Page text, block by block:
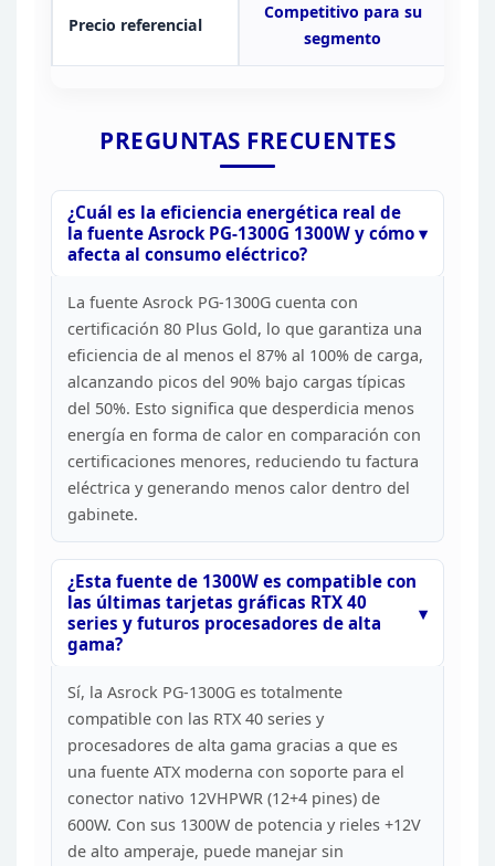
Precio referencial
Competitivo para su
segmento
PREGUNTAS FRECUENTES
¿Cuál es la eficiencia energética real de
la fuente Asrock PG-1300G 1300W y cómo
afecta al consumo eléctrico?
La fuente Asrock PG-1300G cuenta con
certificación 80 Plus Gold, lo que garantiza una
eficiencia de al menos el 87% al 100% de carga,
alcanzando picos del 90% bajo cargas típicas
del 50%. Esto significa que desperdicia menos
energía en forma de calor en comparación con
certificaciones menores, reduciendo tu factura
eléctrica y generando menos calor dentro del
gabinete.
¿Esta fuente de 1300W es compatible con
las últimas tarjetas gráficas RTX 40
series y futuros procesadores de alta
gama?
Sí, la Asrock PG-1300G es totalmente
compatible con las RTX 40 series y
procesadores de alta gama gracias a que es
una fuente ATX moderna con soporte para el
conector nativo 12VHPWR (12+4 pines) de
600W. Con sus 1300W de potencia y rieles +12V
de alto amperaje, puede manejar sin